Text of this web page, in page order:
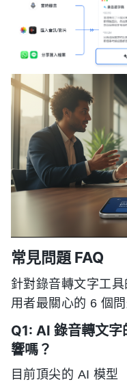
常見問題 FAQ
針對錄音轉文字工
用者最關心的 6 個問
Q1: AI 錄音轉文
響嗎？
目前頂尖的 AI 模型